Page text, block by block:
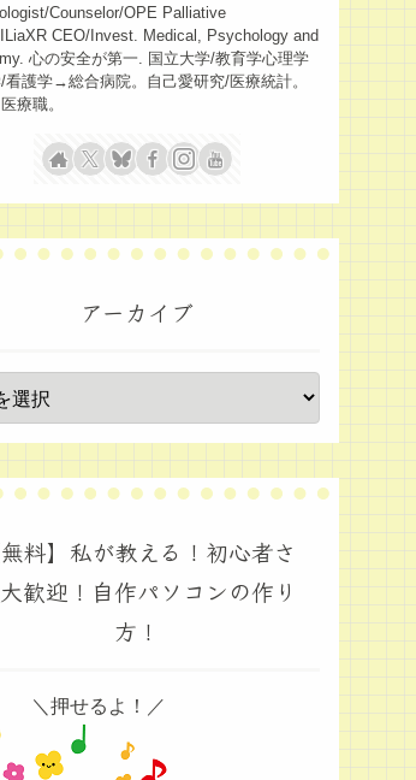
Counselor/OPE Palliative
CEO/Invest. Medical, Psychology and
心の安全が第一. 国立大学/教育学心理学
護学→総合病院。自己愛研究/医療統計。
療職。
アーカイブ
無料】私が教える！初心者さ
歓迎！自作パソコンの作り
方！
せるよ！／